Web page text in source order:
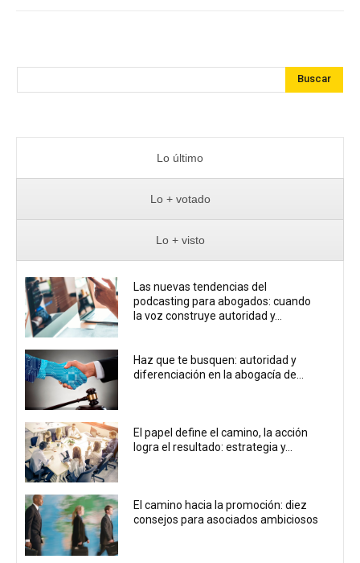
Buscar
Lo último
Lo + votado
Lo + visto
Las nuevas tendencias del
podcasting para abogados: cuando
la voz construye autoridad y...
Haz que te busquen: autoridad y
diferenciación en la abogacía de...
El papel define el camino, la acción
logra el resultado: estrategia y...
El camino hacia la promoción: diez
consejos para asociados ambiciosos